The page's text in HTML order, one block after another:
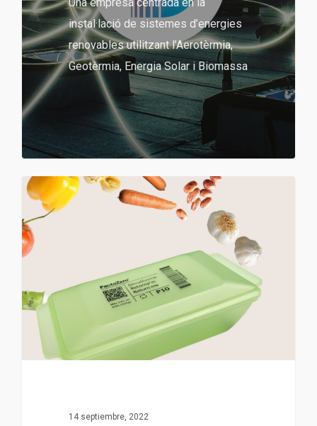
instal·lació de sistemes d’energies
renovables utilitzant l’Aerotèrmia,
Geotèrmia, Energia Solar i Biomassa
14 septiembre, 2022